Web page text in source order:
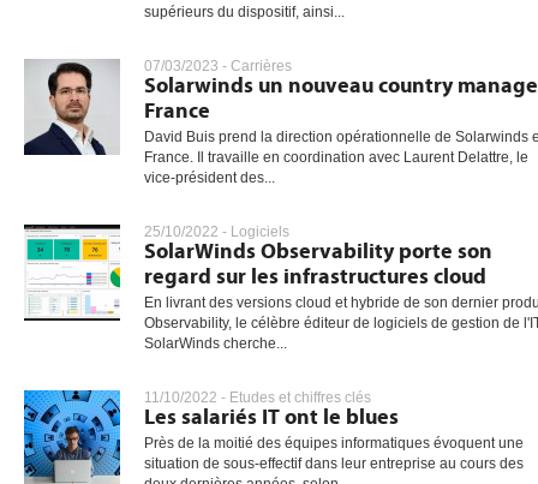
supérieurs du dispositif, ainsi...
07/03/2023 - Carrières
Solarwinds un nouveau country
France
David Buis prend la direction opérationnelle de Solarwinds
France. Il travaille en coordination avec Laurent Delattre, le
vice-président des...
25/10/2022 - Logiciels
SolarWinds Observability porte son
regard sur les infrastructures cloud
En livrant des versions cloud et hybride de son dernier
Observability, le célèbre éditeur de logiciels de gestion de
SolarWinds cherche...
11/10/2022 - Etudes et chiffres clés
Les salariés IT ont le blues
Près de la moitié des équipes informatiques évoquent une
situation de sous-effectif dans leur entreprise au cours des